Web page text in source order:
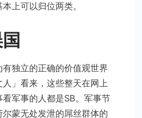
上可以归位两类。
独立的正确的价值观世界
人」看来，这些整天在网上
看军事的人都是SB。军事节
尔蒙无处发泄的屌丝群体的